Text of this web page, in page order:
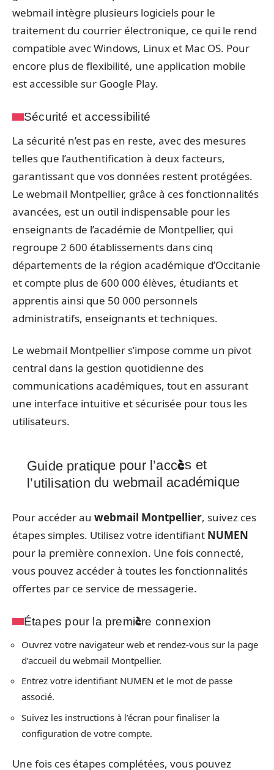
webmail intègre plusieurs logiciels pour le
traitement du courrier électronique, ce qui le rend
compatible avec Windows, Linux et Mac OS. Pour
encore plus de flexibilité, une application mobile
est accessible sur Google Play.
Sécurité et accessibilité
La sécurité n’est pas en reste, avec des mesures
telles que l’authentification à deux facteurs,
garantissant que vos données restent protégées.
Le webmail Montpellier, grâce à ces fonctionnalités
avancées, est un outil indispensable pour les
enseignants de l’académie de Montpellier, qui
regroupe 2 600 établissements dans cinq
départements de la région académique d’Occitanie
et compte plus de 600 000 élèves, étudiants et
apprentis ainsi que 50 000 personnels
administratifs, enseignants et techniques.
Le webmail Montpellier s’impose comme un pivot
central dans la gestion quotidienne des
communications académiques, tout en assurant
une interface intuitive et sécurisée pour tous les
utilisateurs.
Guide pratique pour l’accès et
l’utilisation du webmail académique
Pour accéder au webmail Montpellier, suivez ces
étapes simples. Utilisez votre identifiant NUMEN
pour la première connexion. Une fois connecté,
vous pouvez accéder à toutes les fonctionnalités
offertes par ce service de messagerie.
Étapes pour la première connexion
Ouvrez votre navigateur web et rendez-vous sur la page
d’accueil du webmail Montpellier.
Entrez votre identifiant NUMEN et le mot de passe
associé.
Suivez les instructions à l’écran pour finaliser la
configuration de votre compte.
Une fois ces étapes complétées, vous pouvez